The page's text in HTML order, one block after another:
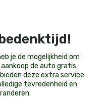
je de mogelijkheid om
aankoop de auto gratis
deze extra service
tevredenheid en